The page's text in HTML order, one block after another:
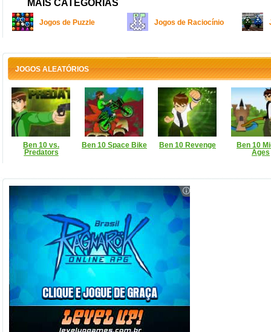
MAIS CATEGORIAS
Jogos de Puzzle Jogos de Raciocínio
JOGOS ALEATÓRIOS
Ben 10 vs.
Predators
Ben 10 Space Bike Ben 10 Revenge
Ben 10
Ages